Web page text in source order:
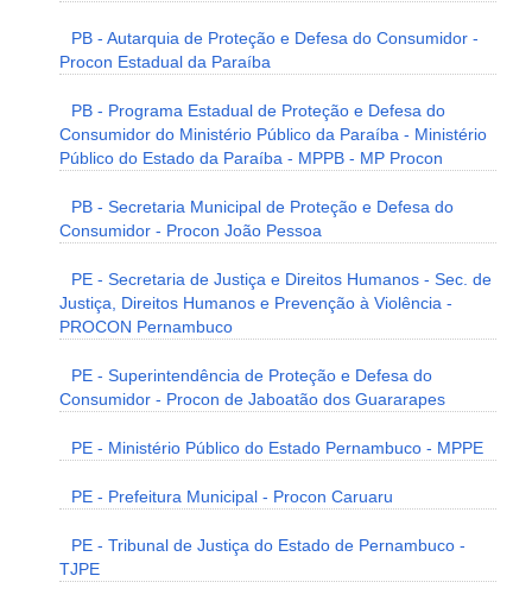
PB - Autarquia de Proteção e Defesa do Consumidor -
Procon Estadual da Paraíba
PB - Programa Estadual de Proteção e Defesa do
Consumidor do Ministério Público da Paraíba - Ministério
Público do Estado da Paraíba - MPPB - MP Procon
PB - Secretaria Municipal de Proteção e Defesa do
Consumidor - Procon João Pessoa
PE - Secretaria de Justiça e Direitos Humanos - Sec. de
Justiça, Direitos Humanos e Prevenção à Violência -
PROCON Pernambuco
PE - Superintendência de Proteção e Defesa do
Consumidor - Procon de Jaboatão dos Guararapes
PE - Ministério Público do Estado Pernambuco - MPPE
PE - Prefeitura Municipal - Procon Caruaru
PE - Tribunal de Justiça do Estado de Pernambuco -
TJPE